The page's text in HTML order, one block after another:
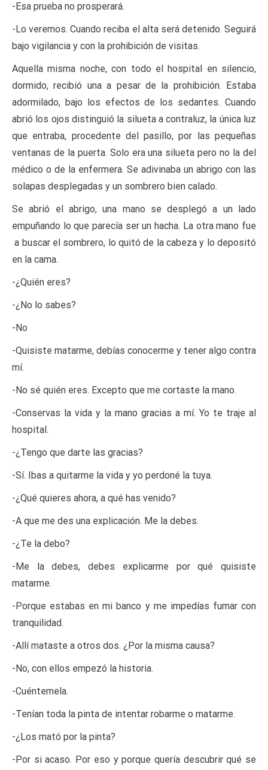
-Esa prueba no prosperará.
-Lo veremos. Cuando reciba el alta será detenido. Seguirá
bajo vigilancia y con la prohibición de visitas.
Aquella misma noche, con todo el hospital en silencio,
dormido, recibió una a pesar de la prohibición. Estaba
adormilado, bajo los efectos de los sedantes. Cuando
abrió los ojos distinguió la silueta a contraluz, la única luz
que entraba, procedente del pasillo, por las pequeñas
ventanas de la puerta. Solo era una silueta pero no la del
médico o de la enfermera. Se adivinaba un abrigo con las
solapas desplegadas y un sombrero bien calado.
Se abrió el abrigo, una mano se desplegó a un lado
empuñando lo que parecía ser un hacha. La otra mano fue
a buscar el sombrero, lo quitó de la cabeza y lo depositó
en la cama.
-¿Quién eres?
-¿No lo sabes?
-No
-Quisiste matarme, debías conocerme y tener algo contra
mí.
-No sé quién eres. Excepto que me cortaste la mano.
-Conservas la vida y la mano gracias a mí. Yo te traje al
hospital.
-¿Tengo que darte las gracias?
-Sí. Ibas a quitarme la vida y yo perdoné la tuya.
-¿Qué quieres ahora, a qué has venido?
-A que me des una explicación. Me la debes.
-¿Te la debo?
-Me la debes, debes explicarme por qué quisiste
matarme.
-Porque estabas en mi banco y me impedías fumar con
tranquilidad.
-Allí mataste a otros dos. ¿Por la misma causa?
-No, con ellos empezó la historia.
-Cuéntemela.
-Tenían toda la pinta de intentar robarme o matarme.
-¿Los mató por la pinta?
-Por si acaso. Por eso y porque quería descubrir qué se